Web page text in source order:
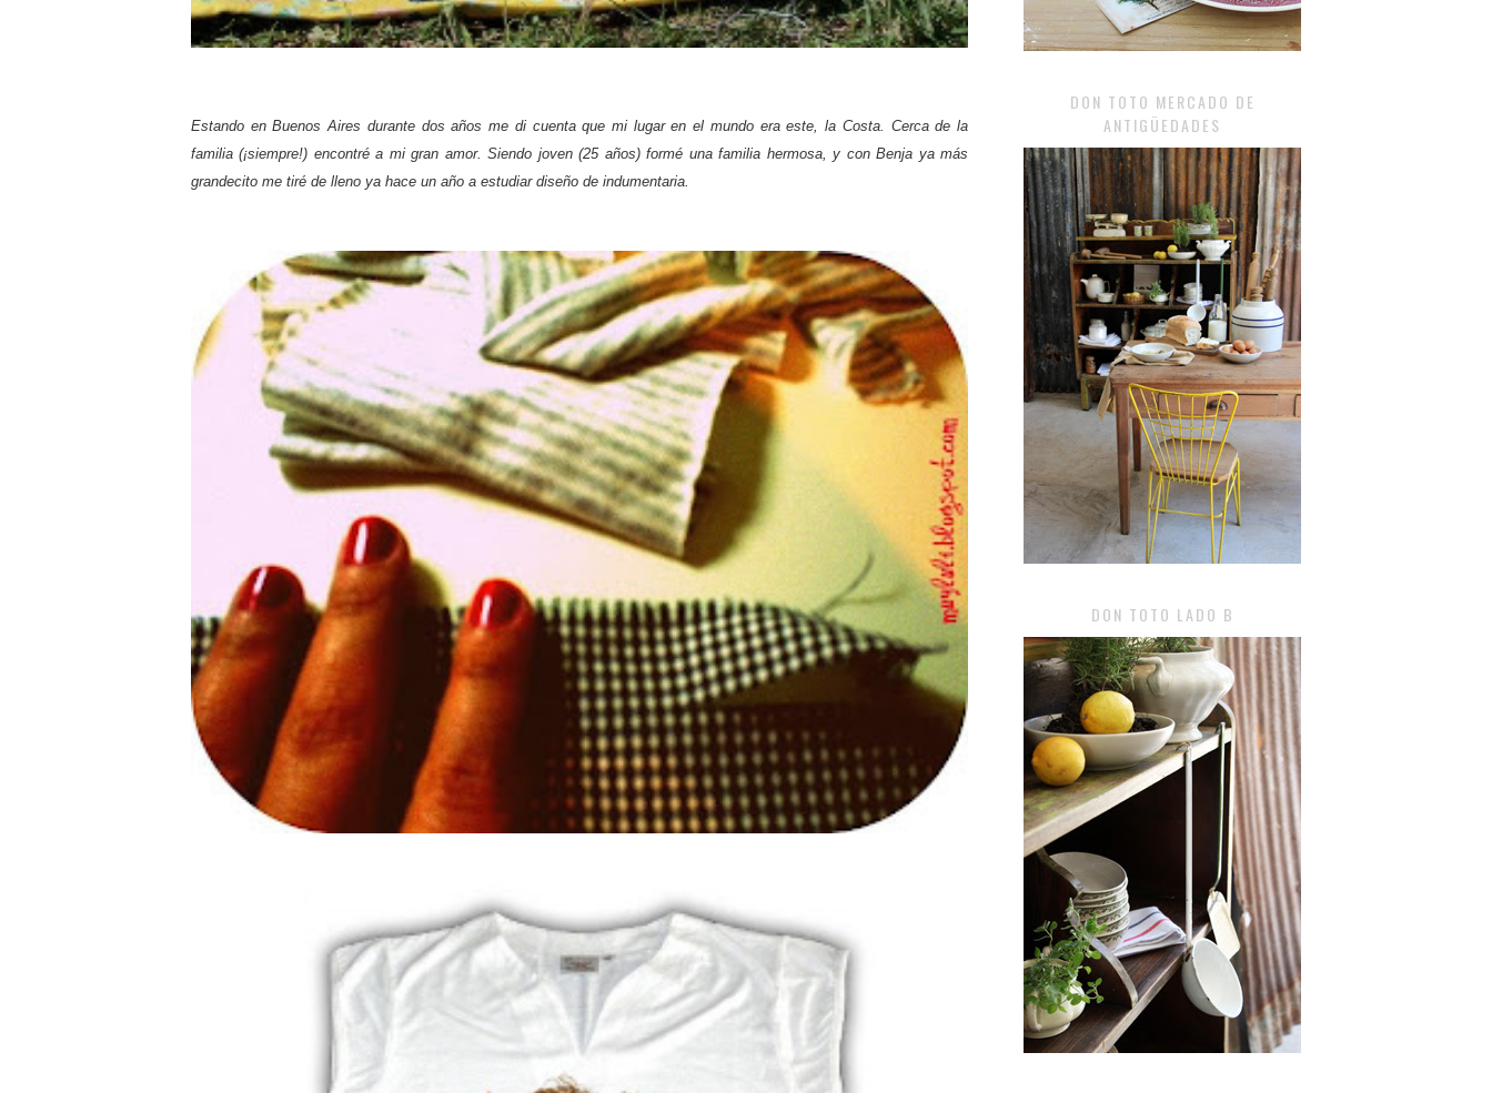
Estando en Buenos Aires durante dos años me di cuenta que mi lugar en el mundo era este, la Costa. Cerca de la
familia (¡siempre!) encontré a mi gran amor. Siendo joven (25 años) formé una familia hermosa, y con Benja ya más
grandecito me tiré de lleno ya hace un año a estudiar diseño de indumentaria.
DON TOTO MERCADO DE
ANTIGÜEDADES
DON TOTO LADO B